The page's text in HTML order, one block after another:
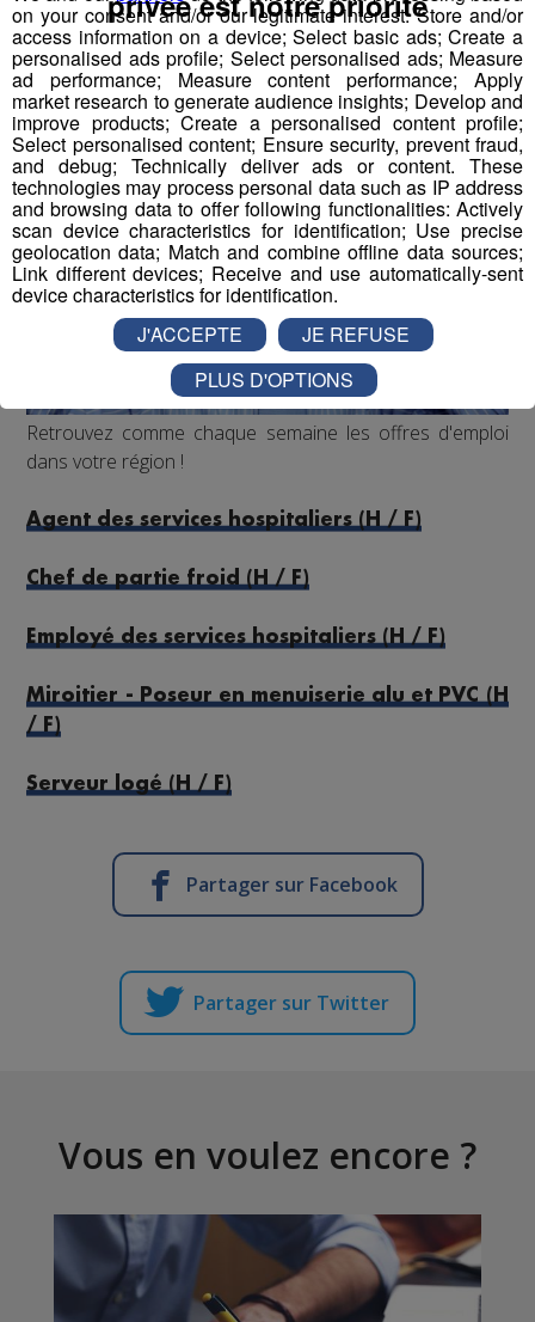
Radio Mont Blanc
Animation
Offres d'Emploi
Retrouvez comme chaque semaine les offres d'emploi
dans votre région !
Agent des services hospitaliers (H / F)
Chef de partie froid (H / F)
Employé des services hospitaliers (H / F)
Miroitier - Poseur en menuiserie alu et PVC (H
/ F)
Serveur logé (H / F)
Partager sur Facebook
Partager sur Twitter
Vous en voulez encore ?
on your consent and/or our legitimate interest: Store and/or
access information on a device; Select basic ads; Create a
personalised ads profile; Select personalised ads; Measure
ad performance; Measure content performance; Apply
market research to generate audience insights; Develop and
improve products; Create a personalised content profile;
Select personalised content; Ensure security, prevent fraud,
and debug; Technically deliver ads or content. These
technologies may process personal data such as IP address
and browsing data to offer following functionalities: Actively
scan device characteristics for identification; Use precise
geolocation data; Match and combine offline data sources;
Link different devices; Receive and use automatically-sent
device characteristics for identification.
J'ACCEPTE
JE REFUSE
PLUS D'OPTIONS